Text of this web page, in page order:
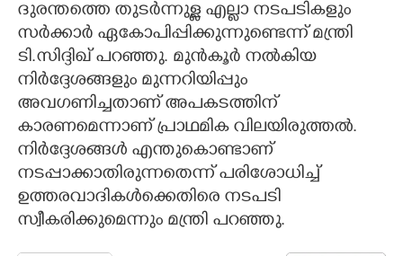
ദുരന്തത്തെ തുടർന്നുള്ള എല്ലാ നടപടികളും
സർക്കാർ ഏകോപിപ്പിക്കുന്നുണ്ടെന്ന് മന്ത്രി
ടി.സിദ്ദിഖ് പറഞ്ഞു. മുൻകൂർ നൽകിയ
നിർദ്ദേശങ്ങളും മുന്നറിയിപ്പും
അവഗണിച്ചതാണ് അപകടത്തിന്
കാരണമെന്നാണ് പ്രാഥമിക വിലയിരുത്തൽ.
നിർദ്ദേശങ്ങൾ എന്തുകൊണ്ടാണ്
നടപ്പാക്കാതിരുന്നതെന്ന് പരിശോധിച്ച്
ഉത്തരവാദികൾക്കെതിരെ നടപടി
സ്വീകരിക്കുമെന്നും മന്ത്രി പറഞ്ഞു.